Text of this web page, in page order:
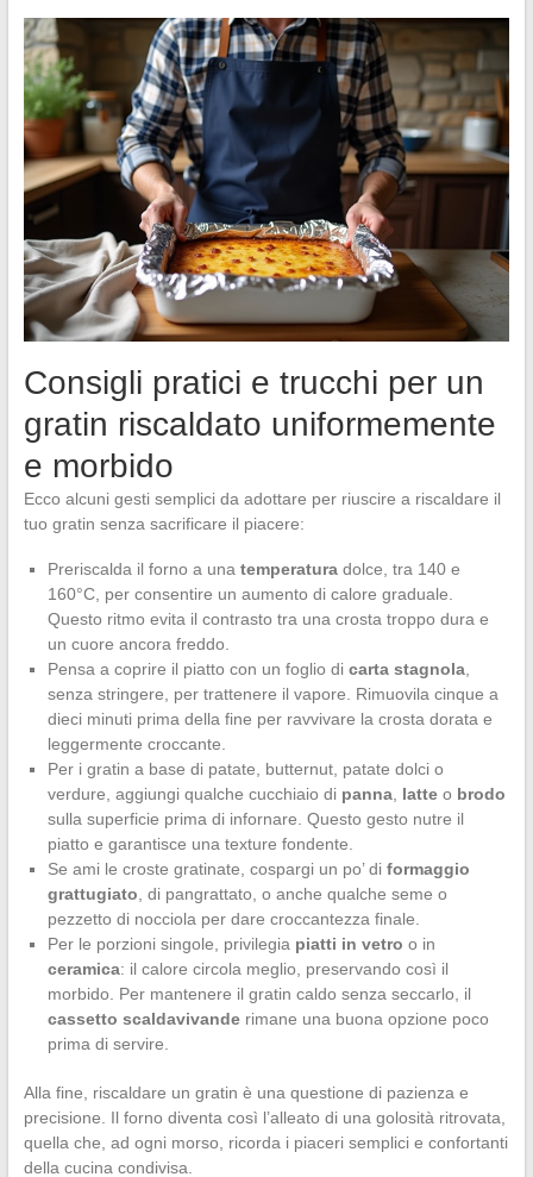
Consigli pratici e trucchi per un
gratin riscaldato uniformemente
e morbido
Ecco alcuni gesti semplici da adottare per riuscire a riscaldare il
tuo gratin senza sacrificare il piacere:
Preriscalda il forno a una temperaturadolce, tra 140 e
160°C, per consentire un aumento di calore graduale.
Questo ritmo evita il contrasto tra una crosta troppo dura e
un cuore ancora freddo.
Pensa a coprire il piatto con un foglio di carta stagnola,
senza stringere, per trattenere il vapore. Rimuovila cinque a
dieci minuti prima della fine per ravvivare la crosta dorata e
leggermente croccante.
Per i gratin a base di patate, butternut, patate dolci o
verdure, aggiungi qualche cucchiaio di panna, latteo brodo
sulla superficie prima di infornare. Questo gesto nutre il
piatto e garantisce una texture fondente.
Se ami le croste gratinate, cospargi un po’ di formaggio
grattugiato , di pangrattato, o anche qualche seme o
pezzetto di nocciola per dare croccantezza finale.
Per le porzioni singole, privilegia piatti in vetro o in
ceramica: il calore circola meglio, preservando così il
morbido. Per mantenere il gratin caldo senza seccarlo, il
cassetto scaldavivanderimane una buona opzione poco
prima di servire.
Alla fine, riscaldare un gratin è una questione di pazienza e
precisione. Il forno diventa così l’alleato di una golosità ritrovata,
quella che, ad ogni morso, ricorda i piaceri semplici e confortanti
della cucina condivisa.